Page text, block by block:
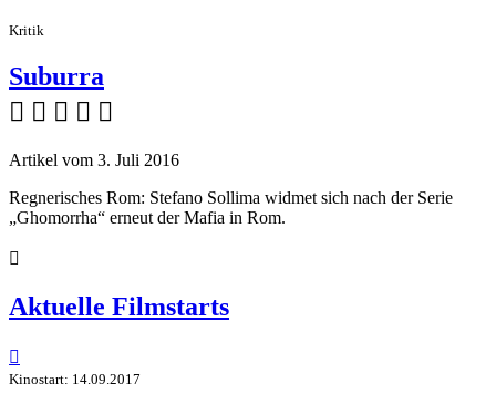
Kritik
Suburra
    
Artikel vom 3. Juli 2016
Regnerisches Rom: Stefano Sollima widmet sich nach der Serie
„Ghomorrha“ erneut der Mafia in Rom.

Aktuelle Filmstarts

Kinostart: 14.09.2017